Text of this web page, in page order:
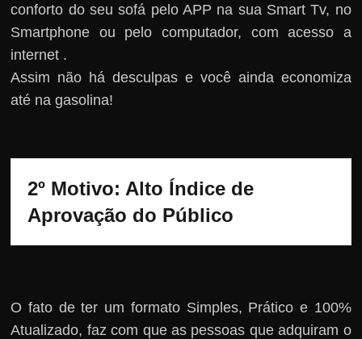
conforto do seu sofá pelo APP na sua Smart Tv, no
Smartphone ou pelo computador, com acesso a
internet .
Assim não há desculpas e você ainda economiza
até na gasolina!
2º Motivo: Alto Índice de
Aprovação do Público
O fato de ter um formato Simples, Prático e 100%
Atualizado, faz com que as pessoas que adquiram o